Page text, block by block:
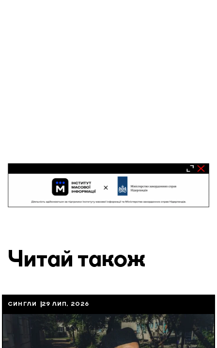
Читай також
СИНГЛИ 29 ЛИП, 2026